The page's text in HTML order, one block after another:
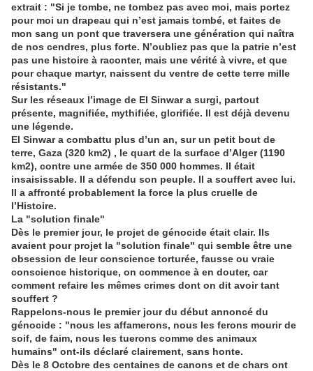
extrait : "Si je tombe, ne tombez pas avec moi, mais portez
pour moi un drapeau qui n’est jamais tombé, et faites de
mon sang un pont que traversera une génération qui naîtra
de nos cendres, plus forte. N’oubliez pas que la patrie n’est
pas une histoire à raconter, mais une vérité à vivre, et que
pour chaque martyr, naissent du ventre de cette terre mille
résistants."
Sur les réseaux l’image de El Sinwar a surgi, partout
présente, magnifiée, mythifiée, glorifiée. Il est déjà devenu
une légende.
El Sinwar a combattu plus d’un an, sur un petit bout de
terre, Gaza (320 km2) , le quart de la surface d’Alger (1190
km2), contre une armée de 350 000 hommes. Il était
insaisissable. Il a défendu son peuple. Il a souffert avec lui.
Il a affronté probablement la force la plus cruelle de
l’Histoire.
La "solution finale"
Dès le premier jour, le projet de génocide était clair. Ils
avaient pour projet la "solution finale" qui semble être une
obsession de leur conscience torturée, fausse ou vraie
conscience historique, on commence à en douter, car
comment refaire les mêmes crimes dont on dit avoir tant
souffert ?
Rappelons-nous le premier jour du début annoncé du
génocide : "nous les affamerons, nous les ferons mourir de
soif, de faim, nous les tuerons comme des animaux
humains" ont-ils déclaré clairement, sans honte.
Dès le 8 Octobre des centaines de canons et de chars ont